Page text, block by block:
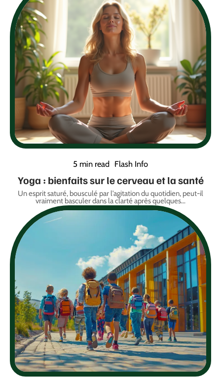
5 min read Flash Info
Yoga : bienfaits sur le cerveau et la santé
Un esprit saturé, bousculé par l’agitation du quotidien, peut-il
vraiment basculer dans la clarté après quelques…